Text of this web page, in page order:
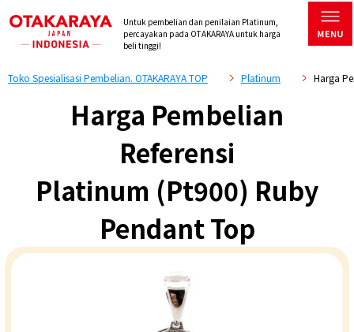
Untuk pembelian dan penilaian Platinum,
percayakan pada OTAKARAYA untuk harga
beli tinggi!
Toko Spesialisasi Pembelian. OTAKARAYA TOP Platinum Harga
Harga Pembelian
Referensi
Platinum (Pt900) Ruby
Pendant Top